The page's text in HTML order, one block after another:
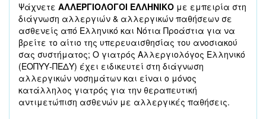
Ψάχνετε ΑΛΛΕΡΓΙΟΛΟΓΟΙ ΕΛΛΗΝΙΚΟ με εμπειρία στη
διάγνωση αλλεργιών & αλλεργικών παθήσεων σε
ασθενείς από Ελληνικό και Νότια Προάστια για να
βρείτε το αίτιο της υπερευαισθησίας του ανοσιακού
σας συστήματος; Ο γιατρός Αλλεργιολόγος Ελληνικό
(ΕΟΠΥΥ-ΠΕΔΥ) έχει ειδικευτεί στη διάγνωση
αλλεργικών νοσημάτων και είναι ο μόνος
κατάλληλος γιατρός για την θεραπευτική
αντιμετώπιση ασθενών με αλλεργικές παθήσεις.